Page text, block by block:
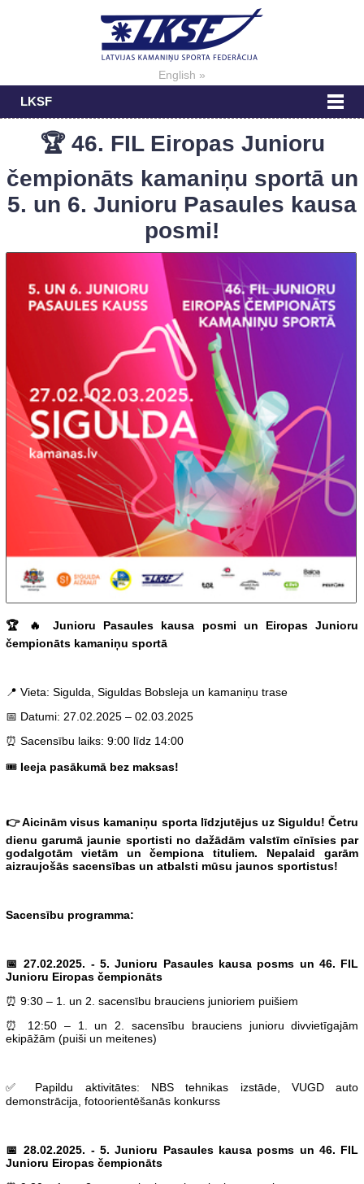
English »
LKSF
🏆 46. FIL Eiropas Junioru
čempionāts kamaniņu sportā un
5. un 6. Junioru Pasaules kausa
posmi!
🏆 🔥 Junioru Pasaules kausa posmi un Eiropas Junioru
čempionāts kamaniņu sportā
📍 Vieta: Sigulda, Siguldas Bobsleja un kamaniņu trase
📅 Datumi: 27.02.2025 – 02.03.2025
⏰ Sacensību laiks: 9:00 līdz 14:00
🎟 Ieeja pasākumā bez maksas!
👉 Aicinām visus kamaniņu sporta līdzjutējus uz Siguldu! Četru
dienu garumā jaunie sportisti no dažādām valstīm cīnīsies par
godalgotām vietām un čempiona tituliem. Nepalaid garām
aizraujošās sacensības un atbalsti mūsu jaunos sportistus!
Sacensību programma:
📅 27.02.2025. - 5. Junioru Pasaules kausa posms un 46. FIL
Junioru Eiropas čempionāts
⏰ 9:30 – 1. un 2. sacensību brauciens junioriem puišiem
⏰ 12:50 – 1. un 2. sacensību brauciens junioru divvietīgajām
ekipāžām (puiši un meitenes)
✅ Papildu aktivitātes: NBS tehnikas izstāde, VUGD auto
demonstrācija, fotoorientēšanās konkurss
📅 28.02.2025. - 5. Junioru Pasaules kausa posms un 46. FIL
Junioru Eiropas čempionāts